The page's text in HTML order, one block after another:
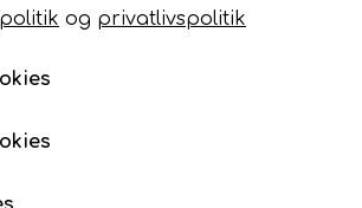
inkl. skæring og
denne bilnøgle, leveres den
og testet, så den er klar til brug på
kan udføres på den adresse,
eller udføre arbejdet på vores
og privatlivspolitik